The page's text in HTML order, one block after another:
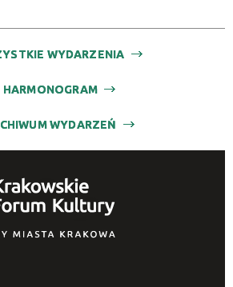
WYDARZENIA
HARMONOGRAM
WYDARZEŃ